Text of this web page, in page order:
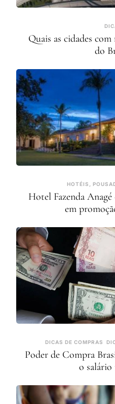
Quais as cidades
do
HOTÉIS,
Hotel Fazenda
em
DICAS DE COMPRAS
Poder de Compra
o